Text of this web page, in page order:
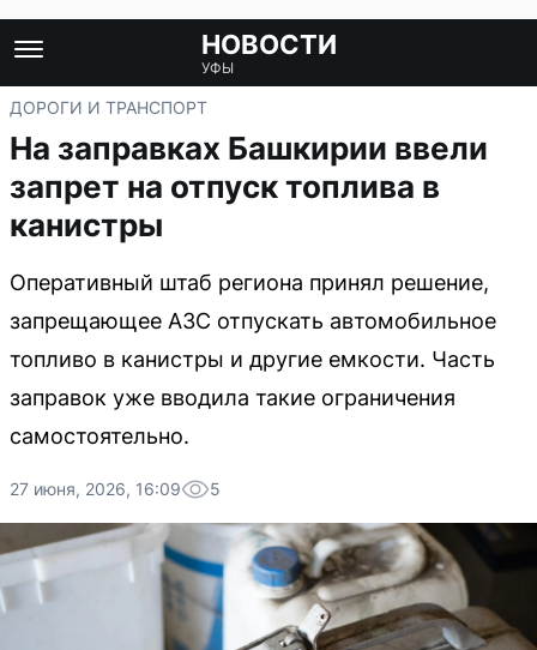
НОВОСТИ
УФЫ
ДОРОГИ И ТРАНСПОРТ
На заправках Башкирии ввели
запрет на отпуск топлива в
канистры
Оперативный штаб региона принял решение,
запрещающее АЗС отпускать автомобильное
топливо в канистры и другие емкости. Часть
заправок уже вводила такие ограничения
самостоятельно.
27 июня, 2026, 16:09 5